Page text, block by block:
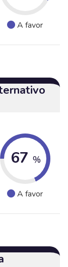
A favor
67 %
A favor